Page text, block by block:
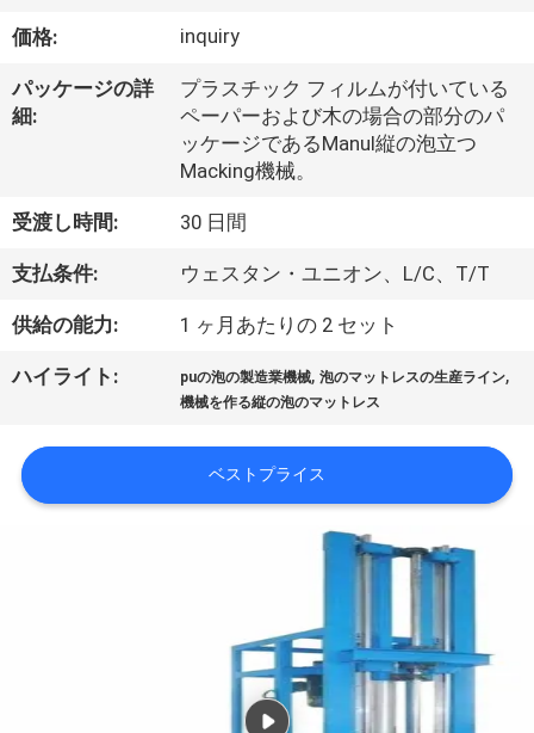
て
旅
行
品
管
理
価格: inquiry
パッケージの詳
細:
プラスチック フィルムが付いている
ペーパーおよび木の場合の部分のパ
ッケージであるManul縦の泡立つ
Macking機械。
受渡し時間: 30 日間
支払条件: ウェスタン・ユニオン、L/C、T/T
供給の能力: 1 ヶ月あたりの 2 セット
ハイライト: puの泡の製造業機械,泡のマットレスの生産ライン,
機械を作る縦の泡のマットレス
ベストプライス